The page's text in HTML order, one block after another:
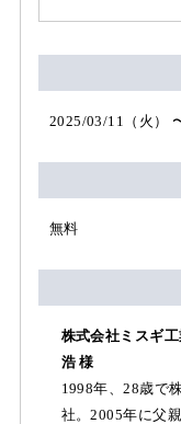
2025/03/11（火）
無料
株式会社ミスギ
浩 様
1998年、28歳で
社。2005年に父